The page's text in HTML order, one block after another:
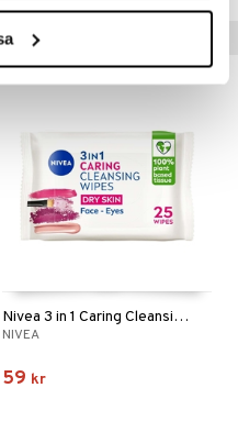
Nivea 3 in 1 Caring Cleansing Wipes
NIVEA
59 kr